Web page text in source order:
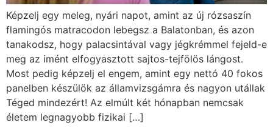
Képzelj egy meleg, nyári napot, amint az új rózsaszín
flamingós matracodon lebegsz a Balatonban, és azon
tanakodsz, hogy palacsintával vagy jégkrémmel fejeld-e
meg az imént elfogyasztott sajtos-tejfölös lángost.
Most pedig képzelj el engem, amint egy nettó 40 fokos
panelben készülök az államvizsgámra és nagyon utállak
Téged mindezért! Az elmúlt két hónapban nemcsak
életem legnagyobb fizikai […]